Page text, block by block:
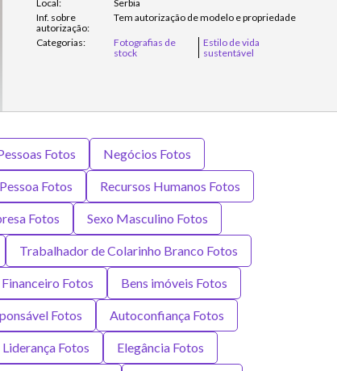
Local:
Serbia
Inf. sobre
autorização:
Tem autorização de modelo e propriedade
Categorias:
Fotografias de
stock
Estilo de vida
sustentável
Fotos Negócios Fotos
Fotos Recursos Humanos Fotos
Fotos Sexo Masculino Fotos
Trabalhador de Colarinho Branco Fotos
Fotos Bens imóveis Fotos
Fotos Autoconfiança Fotos
Liderança Fotos Elegância Fotos